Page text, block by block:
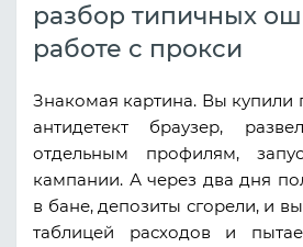
разбор типичных
работе с прокси
Знакомая картина. Вы купили
антидетект браузер,
отдельным профилям,
кампании. А через два дня
в бане, депозиты сгорели, и
таблицей расходов и